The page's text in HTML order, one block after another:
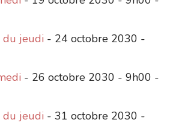
du jeudi - 24 octobre 2030 -
- 26 octobre 2030 - 9h00 -
du jeudi - 31 octobre 2030 -